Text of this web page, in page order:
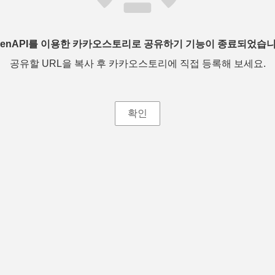
를 이용한 카카오스토리로 공유하기 기능이 종료되었습
공유할 URL을 복사 후 카카오스토리에 직접 등록해 보세요.
확인